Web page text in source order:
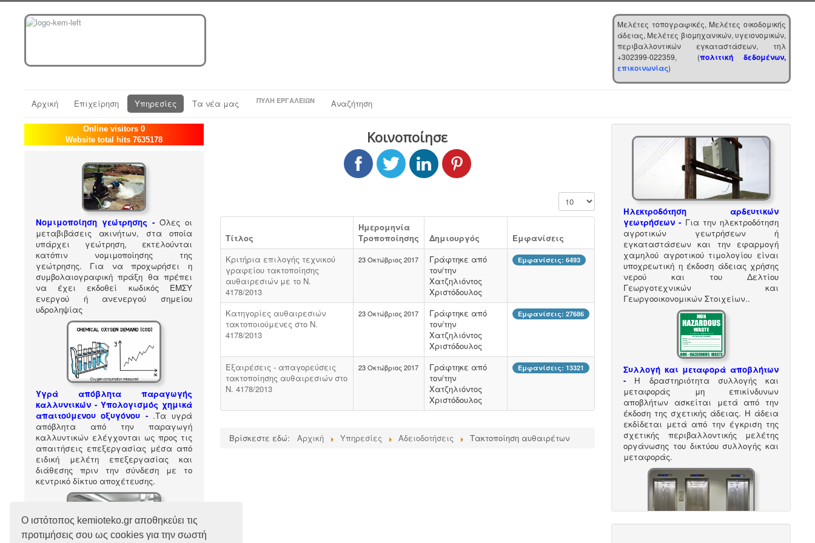
Ο ιστότοπος kemioteko.gr αποθηκεύει τις
προτιμήσεις σου ως cookies για την σωστή
Μελέτες τοπογραφικές, Μελέτες οικοδομικής
άδειας, Μελέτες βιομηχανικών, υγειονομικών,
περιβαλλοντικών εγκαταστάσεων, τηλ
+302399-022359, (πολιτική δεδομένων,
επικοινωνίας)
Αρχική Επιχείρηση Υπηρεσίες Τα νέα μας ΠΎΛΗ ΕΡΓΑΛΕΊΩΝ Αναζήτηση
Online visitors 0
Website total hits 7635178
Νομιμοποίηση γεώτρησης - Όλες οι
μεταβιβάσεις ακινήτων, στα οποία
υπάρχει γεώτρηση, εκτελούνται
κατόπιν νομιμοποίησης της
γεώτρησης. Για να προχωρήσει η
συμβολαιογραφική πράξη θα πρέπει
να έχει εκδοθεί κωδικός ΕΜΣΥ
ενεργού ή ανενεργού σημείου
υδροληψίας
Υγρά απόβλητα παραγωγής
καλλυντικών - Υπολογισμός χημικά
απαιτούμενου οξυγόνου - .Τα υγρά
απόβλητα από την παραγωγή
καλλυντικών ελέγχονται ως προς τις
απαιτήσεις επεξεργασίας μέσα από
ειδική μελέτη επεξεργασίας και
διάθεσης πριν την σύνδεση με το
κεντρικό δίκτυο αποχέτευσης.
Κοινοποίησε
Εμφάνιση #
Τίτλος
Ημερομηνία
Τροποποίησης
Δημιουργός
Εμφανίσεις
Κριτήρια επιλογής τεχνικού
γραφείου τακτοποίησης
αυθαιρεσιών με το Ν.
4178/2013
23 Οκτώβριος 2017
Γράφτηκε από
τον/την
Χατζηλιόντος
Χριστόδουλος
Εμφανίσεις: 6493
Κατηγορίες αυθαιρεσιών
τακτοποιούμενες στο Ν.
4178/2013
23 Οκτώβριος 2017
Γράφτηκε από
τον/την
Χατζηλιόντος
Χριστόδουλος
Εμφανίσεις: 27686
Εξαιρέσεις - απαγορεύσεις
τακτοποίησης αυθαιρεσιών στο
Ν. 4178/2013
23 Οκτώβριος 2017
Γράφτηκε από
τον/την
Χατζηλιόντος
Χριστόδουλος
Εμφανίσεις: 13321
Βρίσκεστε εδώ: Αρχική Υπηρεσίες Αδειοδοτήσεις Τακτοποίηση αυθαιρέτων
Ηλεκτροδότηση αρδευτικών
γεωτρήσεων - Για την ηλεκτροδότηση
αγροτικών γεωτρήσεων ή
εγκαταστάσεων και την εφαρμογή
χαμηλού αγροτικού τιμολογίου είναι
υποχρεωτική η έκδοση άδειας χρήσης
νερού και του Δελτίου
Γεωργοτεχνικών και
Γεωργοοικονομικών Στοιχείων..
Συλλογή και μεταφορά αποβλήτων
-
Η δραστηριότητα συλλογής και
μεταφοράς μη επικίνδυνων
αποβλήτων ασκείται μετά από την
έκδοση της σχετικής άδειας. Η άδεια
εκδίδεται μετά από την έγκριση της
σχετικής περιβαλλοντικής μελέτης
οργάνωσης του δικτύου συλλογής και
μεταφοράς.